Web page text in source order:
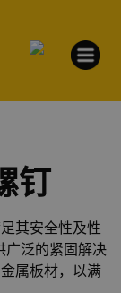
钉
其安全性及性
广泛的紧固解决
属板材，以满